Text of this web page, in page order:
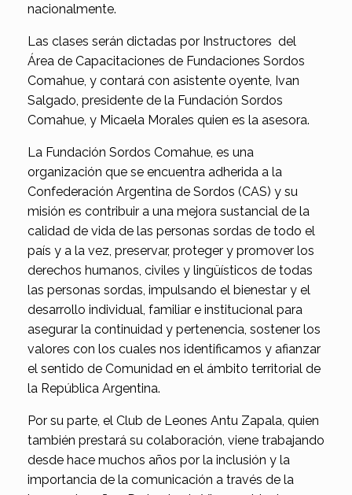
nacionalmente.
Las clases serán dictadas por Instructores del
Área de Capacitaciones de Fundaciones Sordos
Comahue, y contará con asistente oyente, Ivan
Salgado, presidente de la Fundación Sordos
Comahue, y Micaela Morales quien es la asesora.
La Fundación Sordos Comahue, es una
organización que se encuentra adherida a la
Confederación Argentina de Sordos (CAS) y su
misión es contribuir a una mejora sustancial de la
calidad de vida de las personas sordas de todo el
país y a la vez, preservar, proteger y promover los
derechos humanos, civiles y lingüísticos de todas
las personas sordas, impulsando el bienestar y el
desarrollo individual, familiar e institucional para
asegurar la continuidad y pertenencia, sostener los
valores con los cuales nos identificamos y afianzar
el sentido de Comunidad en el ámbito territorial de
la República Argentina.
Por su parte, el Club de Leones Antu Zapala, quien
también prestará su colaboración, viene trabajando
desde hace muchos años por la inclusión y la
importancia de la comunicación a través de la